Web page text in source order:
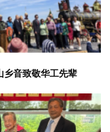
乡音致敬华工先辈